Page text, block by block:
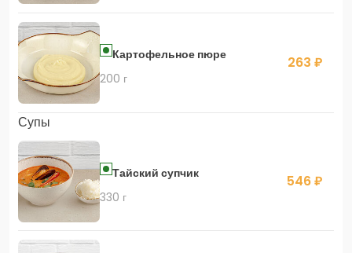
Картофельное пюре
200 г
263 ₽
Супы
Тайский супчик
330 г
546 ₽